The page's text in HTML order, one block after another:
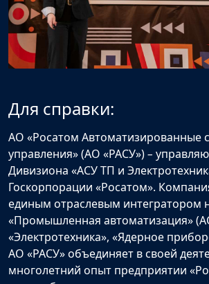
Для справки:
АО «Росатом Автоматизированные
управления» (АО «РАСУ»)–
Дивизиона «АСУ ТП и
Госкорпорации «Росатом».
единым отраслевым интегратором
«Промышленная автоматизация»
«Электротехника», «Ядерное
АО «РАСУ» объединяет в своей
многолетний опыт предприятии